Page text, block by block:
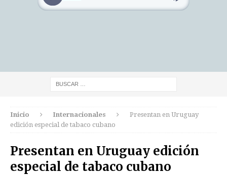
Inicio Internacionales
Presentan en Uruguay
edición especial de tabaco cubano
Presentan en Uruguay edición
especial de tabaco cubano